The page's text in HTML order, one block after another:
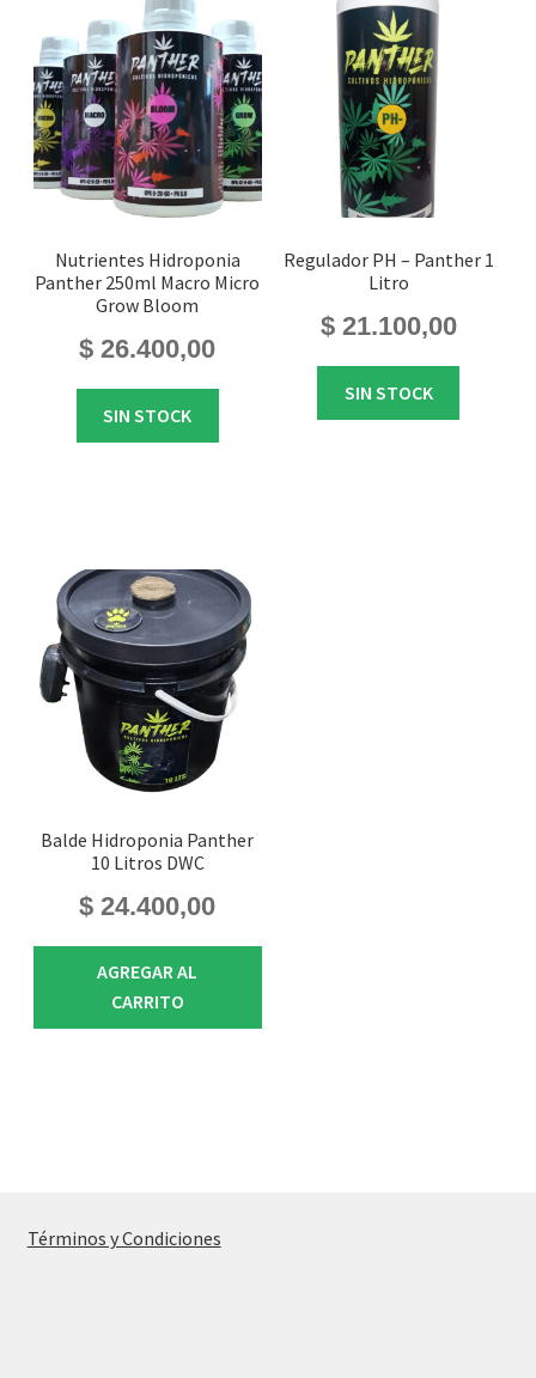
Nutrientes Hidroponia
Panther 250ml Macro Micro
Grow Bloom
$ 26.400,00
SIN STOCK
Regulador PH – Panther 1
Litro
$21.100,00
SIN STOCK
Balde Hidroponia Panther
10 Litros DWC
$ 24.400,00
AGREGAR AL
CARRITO
Términos y Condiciones